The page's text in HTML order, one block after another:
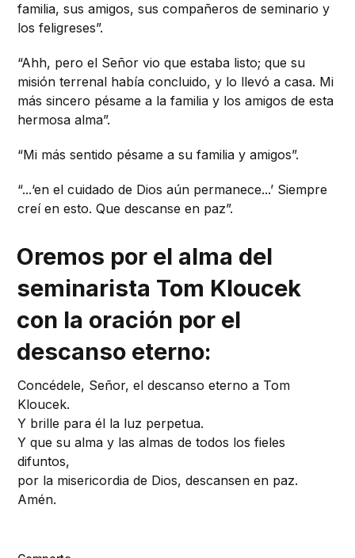
familia, sus amigos, sus compañeros de seminario y
los feligreses”.
“Ahh, pero el Señor vio que estaba listo; que su
misión terrenal había concluido, y lo llevó a casa. Mi
más sincero pésame a la familia y los amigos de esta
hermosa alma”.
“Mi más sentido pésame a su familia y amigos”.
“...‘en el cuidado de Dios aún permanece...’ Siempre
creí en esto. Que descanse en paz”.
Oremos por el alma del
seminarista Tom Kloucek
con la oración por el
descanso eterno:
Concédele, Señor, el descanso eterno a Tom
Kloucek.
Y brille para él la luz perpetua.
Y que su alma y las almas de todos los fieles
difuntos,
por la misericordia de Dios, descansen en paz.
Amén.